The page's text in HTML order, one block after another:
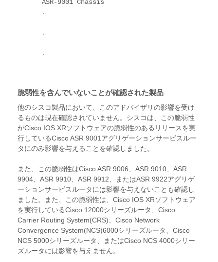
ASR-9001 Chassis
.
.
.
脆弱性を含んでいないことが確認された製品
他のシスコ製品において、このアドバイザリの影響を受け
るものは現在確認されていません。シスコは、この脆弱性
がCisco IOS XRソフトウェアの脆弱性のあるリリースを実
行しているCisco ASR 9001アグリゲーションサービスルー
タにのみ影響を与えることを確認しました。
また、この脆弱性はCisco ASR 9006、ASR 9010、ASR
9904、ASR 9910、ASR 9912、またはASR 9922アグリゲ
ーションサービスルータには影響を与えないことも確認し
ました。また、この脆弱性は、Cisco IOS XRソフトウェア
を実行しているCisco 12000シリーズルータ、Cisco
Carrier Routing System(CRS)、Cisco Network
Convergence System(NCS)6000シリーズルータ、Cisco
NCS 5000シリーズルータ、またはCisco NCS 4000シリー
ズルータには影響を与えません。